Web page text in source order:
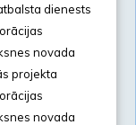
dienests
novada
projekta
novada